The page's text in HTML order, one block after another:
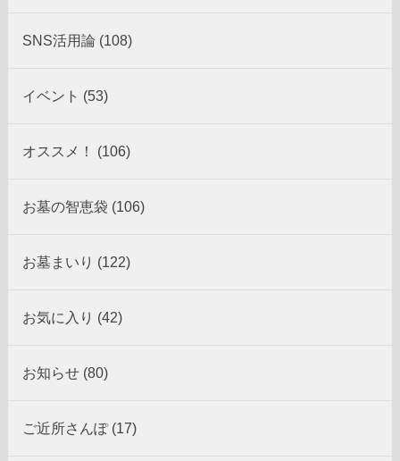
SNS活用論 (108)
イベント (53)
オススメ！ (106)
お墓の智恵袋 (106)
お墓まいり (122)
お気に入り (42)
お知らせ (80)
ご近所さんぽ (17)